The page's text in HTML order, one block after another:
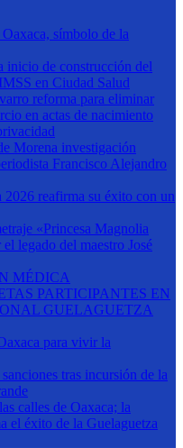
símbolo de la
inicio de construcción del
en Ciudad Salud
reforma para eliminar
en actas de nacimiento
Morena investigación
Francisco Alejandro
2026 reafirma su éxito con un
«Princesa Magnolia
legado del maestro José
MÉDICA
PARTICIPANTES EN
GUELAGUETZA
para vivir la
tras incursión de la
calles de Oaxaca; la
el éxito de la Guelaguetza